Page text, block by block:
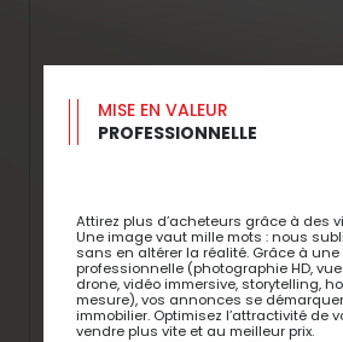
MISE EN VALEUR
PROFESSIONNELLE
Attirez plus d’acheteurs grâce à des
Une image vaut mille mots : nous
sans en altérer la réalité. Grâce à
professionnelle (photographie HD,
drone, vidéo immersive, storytelling,
mesure), vos annonces se
immobilier. Optimisez l’attractivité de
vendre plus vite et au meilleur prix.